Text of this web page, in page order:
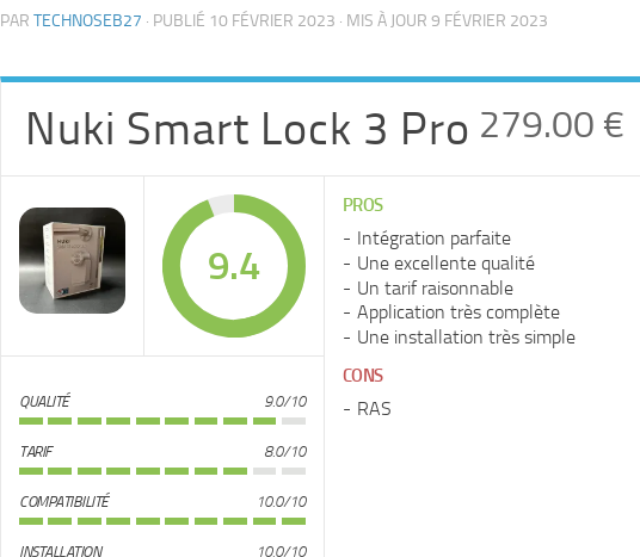
PAR TECHNOSEB27 · PUBLIÉ 10 FÉVRIER 2023 · MIS À JOUR 9 FÉVRIER 2023
Nuki Smart Lock 3 Pro 279.00 €
9.4
QUALITÉ 9.0/10
TARIF 8.0/10
COMPATIBILITÉ 10.0/10
INSTALLATION 10.0/10
PROS
Intégration parfaite
Une excellente qualité
Un tarif raisonnable
Application très complète
Une installation très simple
CONS
RAS